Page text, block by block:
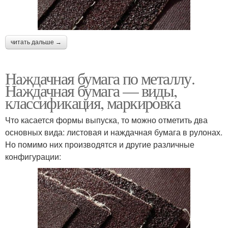
читать дальше →
Наждачная бумага по металлу.
Наждачная бумага — виды,
классификация, маркировка
Что касается формы выпуска, то можно отметить два
основных вида: листовая и наждачная бумага в рулонах.
Но помимо них производятся и другие различные
конфигурации: